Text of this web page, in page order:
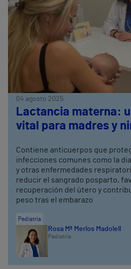
04 agosto 2025
Lactancia materna:
vital para madres y
Contiene anticuerpos que
infecciones comunes como la
y otras enfermedades
reducir el sangrado posparto,
recuperación del útero y
peso tras el embarazo
Pediatría
Rosa Mª Merlos Madolell
Pediatría